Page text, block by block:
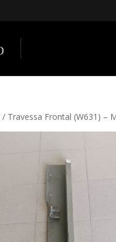
/ Travessa Frontal (W631) –